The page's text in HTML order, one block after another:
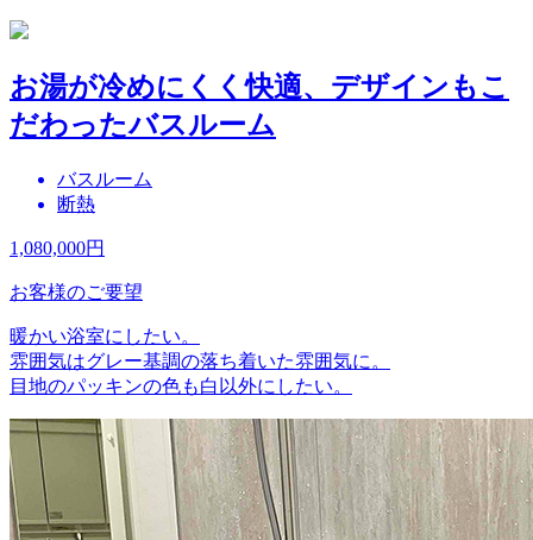
お湯が冷めにくく快適、デザインもこ
だわったバスルーム
バスルーム
断熱
1,080,000円
お客様のご要望
暖かい浴室にしたい。
雰囲気はグレー基調の落ち着いた雰囲気に。
目地のパッキンの色も白以外にしたい。